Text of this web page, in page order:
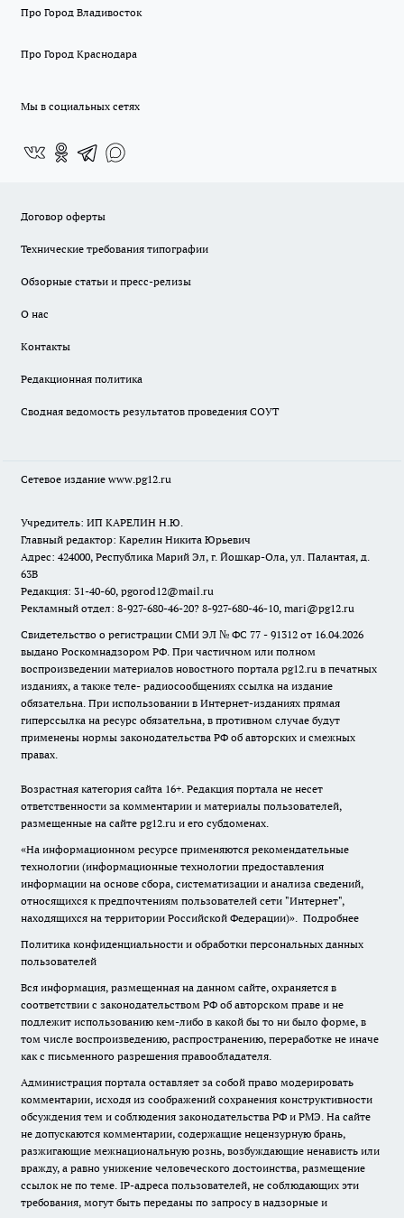
Про Город Владивосток
Про Город Краснодара
Мы в социальных сетях
Договор оферты
Технические требования типографии
Обзорные статьи и пресс-релизы
О нас
Контакты
Редакционная политика
Сводная ведомость результатов проведения СОУТ
Сетевое издание www.pg12.ru
Учредитель: ИП КАРЕЛИН Н.Ю.
Главный редактор: Карелин Никита Юрьевич
Адрес: 424000, Республика Марий Эл, г. Йошкар-Ола, ул. Палантая, д.
63В
Редакция: 31-40-60, pgorod12@mail.ru
Рекламный отдел: 8-927-680-46-20? 8-927-680-46-10, mari@pg12.ru
Свидетельство о регистрации СМИ ЭЛ № ФС 77 - 91312 от 16.04.2026
выдано Роскомнадзором РФ. При частичном или полном
воспроизведении материалов новостного портала pg12.ru в печатных
изданиях, а также теле- радиосообщениях ссылка на издание
обязательна. При использовании в Интернет-изданиях прямая
гиперссылка на ресурс обязательна, в противном случае будут
применены нормы законодательства РФ об авторских и смежных
правах.
Возрастная категория сайта 16+. Редакция портала не несет
ответственности за комментарии и материалы пользователей,
размещенные на сайте pg12.ru и его субдоменах.
«На информационном ресурсе применяются рекомендательные
технологии (информационные технологии предоставления
информации на основе сбора, систематизации и анализа сведений,
относящихся к предпочтениям пользователей сети "Интернет",
находящихся на территории Российской Федерации)». Подробнее
Политика конфиденциальности и обработки персональных данных
пользователей
Вся информация, размещенная на данном сайте, охраняется в
соответствии с законодательством РФ об авторском праве и не
подлежит использованию кем-либо в какой бы то ни было форме, в
том числе воспроизведению, распространению, переработке не иначе
как с письменного разрешения правообладателя.
Администрация портала оставляет за собой право модерировать
комментарии, исходя из соображений сохранения конструктивности
обсуждения тем и соблюдения законодательства РФ и РМЭ. На сайте
не допускаются комментарии, содержащие нецензурную брань,
разжигающие межнациональную рознь, возбуждающие ненависть или
вражду, а равно унижение человеческого достоинства, размещение
ссылок не по теме. IP-адреса пользователей, не соблюдающих эти
требования, могут быть переданы по запросу в надзорные и